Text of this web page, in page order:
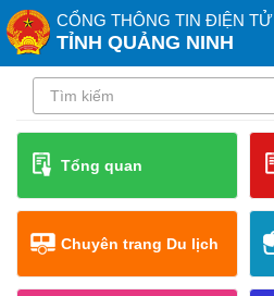
CỔNG THÔNG TIN ĐIỆN TỬ
TỈNH QUẢNG NINH
Tổng quan
Chuyên trang Du lịch